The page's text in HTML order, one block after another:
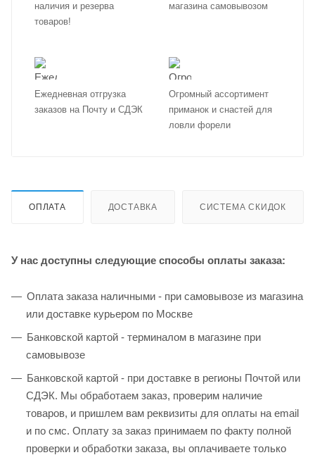
наличия и резерва
товаров!
магазина самовывозом
Ежедневная отгрузка
заказов на Почту и СДЭК
Огромный ассортимент
приманок и снастей для
ловли форели
ОПЛАТА ДОСТАВКА СИСТЕМА СКИДОК
У нас доступны следующие способы оплаты заказа:
Оплата заказа наличными - при самовывозе из магазина
или доставке курьером по Москве
Банковской картой - терминалом в магазине при
самовывозе
Банковской картой - при доставке в регионы Почтой или
СДЭК. Мы обработаем заказ, проверим наличие
товаров, и пришлем вам реквизиты для оплаты на email
и по смс. Оплату за заказ принимаем по факту полной
проверки и обработки заказа, вы оплачиваете только